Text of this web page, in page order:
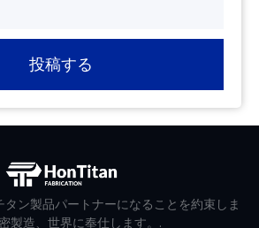
投稿する
ン製品パートナーになることを約束しま
製造、世界に奉仕します。.